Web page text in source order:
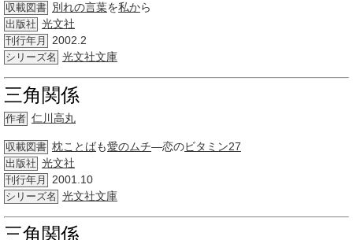
収載図書 別れの言葉を私から
出版社 光文社
刊行年月 2002.2
シリーズ名 光文社文庫
三角関係
作者 仁川高丸
収載図書 枕ことばも愛のムチ―恋のビタミン27
出版社 光文社
刊行年月 2001.10
シリーズ名 光文社文庫
三角関係